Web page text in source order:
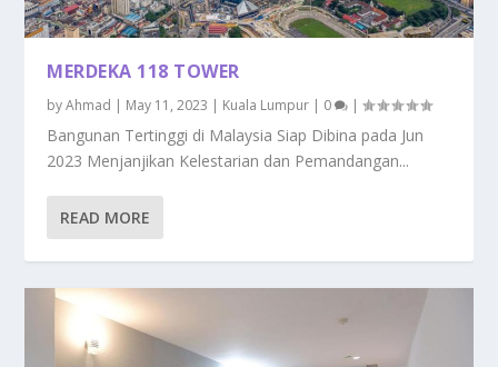
MERDEKA 118 TOWER
byAhmad | May 11, 2023 | Kuala Lumpur | 0 |
Bangunan Tertinggi di Malaysia Siap Dibina pada Jun
2023 Menjanjikan Kelestarian dan Pemandangan...
READ MORE